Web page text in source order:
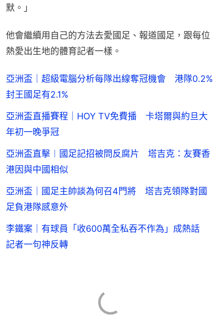
默。」
他會繼續用自己的方法去愛國足、報道國足，跟每位
熱愛出生地的體育記者一樣。
亞洲盃｜超級電腦分析每隊出線奪冠機會 港隊0.2%
封王國足有2.1%
亞洲盃直播賽程｜HOY TV免費播 卡塔爾與約旦大
年初一晚爭冠
亞洲盃直擊︱國足記招被問反腐片 塔吉克：友賽香
港因與中國相似
亞洲盃｜國足主帥談為何召4門將 塔吉克領隊對國
足負港隊感意外
李鐵案｜有球員「收600萬全私吞不作為」成熱話
記者一句神反轉